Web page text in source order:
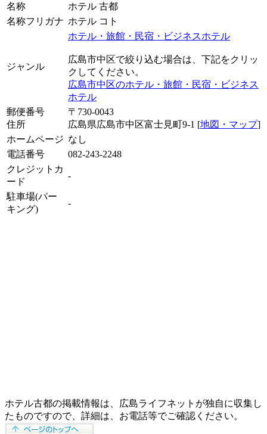
名称
ホテル 古都
名称フリガナ ホテル コト
ジャンル
ホテル・旅館・民宿・ビジネスホテル
広島市中区で絞り込む場合は、下記をクリッ
クしてください。
広島市中区のホテル・旅館・民宿・ビジネス
ホテル
郵便番号
住所
〒730-0043
広島県広島市中区富士見町9-1 [地図・マップ]
ホームページ なし
電話番号
082-243-2248
クレジットカ
ード
-
駐車場(パー
キング)
-
ホテル古都の掲載情報は、広島ライフネットが独自に収集し
たものですので、詳細は、お電話等でご確認ください。